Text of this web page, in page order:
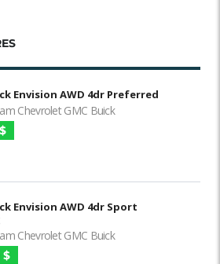
Envision AWD 4dr Preferred
Chevrolet GMC Buick
Envision AWD 4dr Sport
Chevrolet GMC Buick
$